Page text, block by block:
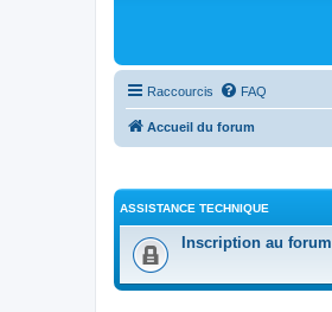
Raccourcis FAQ
Accueil du forum
ASSISTANCE TECHNIQUE
Inscription au forum